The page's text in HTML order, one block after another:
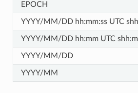
EPOCH
YYYY/MM/DD hh:mm:ss UTC
YYYY/MM/DD hh:mm UTC
YYYY/MM/DD
YYYY/MM